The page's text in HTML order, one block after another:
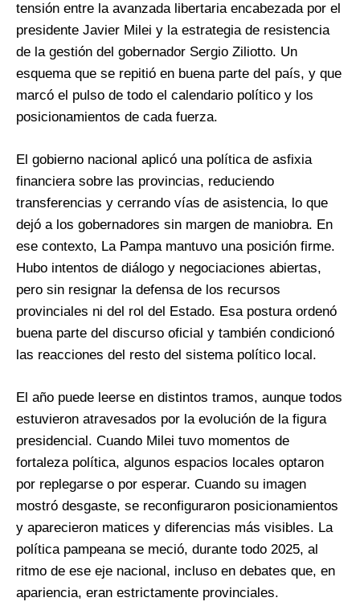
tensión entre la avanzada libertaria encabezada por el
presidente Javier Milei y la estrategia de resistencia
de la gestión del gobernador Sergio Ziliotto. Un
esquema que se repitió en buena parte del país, y que
marcó el pulso de todo el calendario político y los
posicionamientos de cada fuerza.
El gobierno nacional aplicó una política de asfixia
financiera sobre las provincias, reduciendo
transferencias y cerrando vías de asistencia, lo que
dejó a los gobernadores sin margen de maniobra. En
ese contexto, La Pampa mantuvo una posición firme.
Hubo intentos de diálogo y negociaciones abiertas,
pero sin resignar la defensa de los recursos
provinciales ni del rol del Estado. Esa postura ordenó
buena parte del discurso oficial y también condicionó
las reacciones del resto del sistema político local.
El año puede leerse en distintos tramos, aunque todos
estuvieron atravesados por la evolución de la figura
presidencial. Cuando Milei tuvo momentos de
fortaleza política, algunos espacios locales optaron
por replegarse o por esperar. Cuando su imagen
mostró desgaste, se reconfiguraron posicionamientos
y aparecieron matices y diferencias más visibles. La
política pampeana se meció, durante todo 2025, al
ritmo de ese eje nacional, incluso en debates que, en
apariencia, eran estrictamente provinciales.